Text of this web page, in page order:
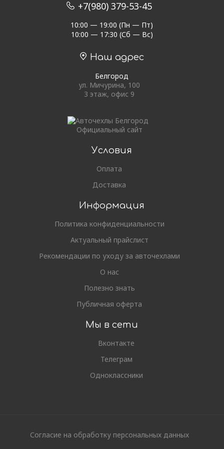
+7(980) 379-53-45
10:00 — 19:00 (Пн — Пт)
10:00 — 17:30 (Сб — Вс)
Наш адрес
Белгород
ул. Мичурина, 100
3 этаж, офис 9
Официальный сайт
Условия
Оплата
Доставка
Информация
Политика конфиденциальности
Актуальный прайслист
Рекомендации по уходу за авточехлами
О нас
Полезно знать
Публичная оферта
Мы в сети
Вконтакте
Телеграм
Одноклассники
Согласие на обработку персональных данных